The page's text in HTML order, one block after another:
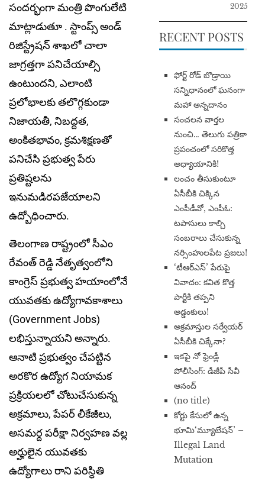
సందర్భంగా మంత్రి పొంగులేటి
మాట్లాడుతూ . స్టాంప్స్‌ అండ్‌
రిజిస్ట్రేషన్‌ శాఖలో చాలా
జాగ్రత్తగా పనిచేయాల్సి
ఉంటుందని, ఎలాంటి
ప్రలోభాలకు తలొగ్గకుండా
నిజాయతీ, నిబద్దత,
అంకితభావం, క్రమశిక్షణతో
పనిచేసి ప్రభుత్వ పేరు
ప్రతిష్టలను
ఇనుమడిరపజేయాలని
ఉద్బోధించారు.
తెలంగాణ రాష్ట్రంలో సీఎం
రేవంత్‌ రెడ్డి నేతృత్వంలోని
కాంగ్రెస్‌ ప్రభుత్వ హయాంలోనే
యువతకు ఉద్యోగావకాశాలు
(Government Jobs)
లభిస్తున్నాయని అన్నారు.
ఆనాటి ప్రభుత్వం చేపట్టిన
అరకొర ఉద్యోగ నియామక
ప్రక్రియలలో చోటుచేసుకున్న
అక్రమాలు, పేపర్‌ లీకేజీలు,
అసమర్ద పరీక్షా నిర్వహణ వల్ల
అర్హులైన యువతకు
ఉద్యోగాలు రాని పరిస్ధితి
2025
RECENT POSTS
​ఫోర్ట్ రోడ్ బొడ్రాయి
సన్నిధానంలో ఘనంగా
మహా అన్నదానం
సంచలన వార్తల
నుంచి… తెలుగు పత్రికా
ప్రపంచంలో సరికొత్త
అధ్యాయానికి!
​లంచం తీసుకుంటూ
ఏసీబీకి చిక్కిన
ఎంపీడీవో, ఎంపీఓ:
టపాసులు కాల్చి
సంబరాలు చేసుకున్న
నర్సింహులపేట ప్రజలు!
‘టీఆర్ఎస్’ పేరుపై
వివాదం: కవిత కొత్త
పార్టీకి తప్పని
అడ్డంకులు!
అక్రమాస్తుల సర్వేయర్
ఏసీబీకి చిక్కేనా?
ఇకపై నో ఫ్రెండ్లీ
పోలీసింగ్: డీజీపీ సీవీ
ఆనంద్
(no title)
​కోర్టు కేసులో ఉన్న
భూమి‘మ్యూటేషన్’ –
Illegal Land
Mutation